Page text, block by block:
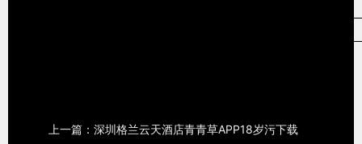
上一篇：深圳格兰云天酒店青青草APP18岁污下载